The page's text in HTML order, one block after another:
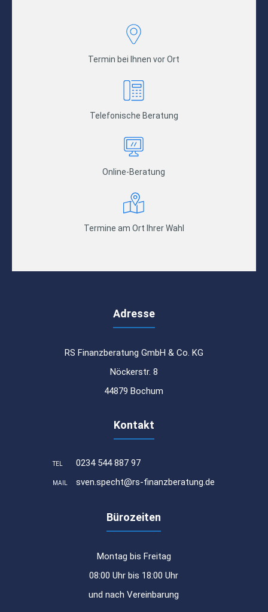
Termin bei Ihnen vor Ort
Telefonische Beratung
Online-Beratung
Termine am Ort Ihrer Wahl
Adresse
RS Finanzberatung GmbH & Co. KG
Nöckerstr. 8
44879 Bochum
Kontakt
TEL 0234 544 887 97
MAIL sven.specht@rs-finanzberatung.de
Bürozeiten
Montag bis Freitag
08:00 Uhr bis 18:00 Uhr
und nach Vereinbarung